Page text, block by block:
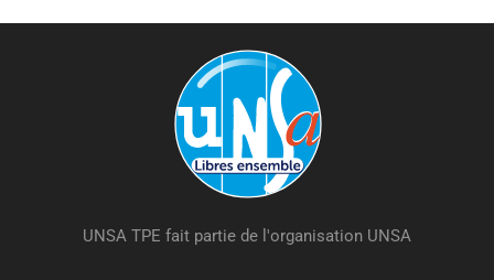
UNSA TPE fait partie de l'organisation UNSA